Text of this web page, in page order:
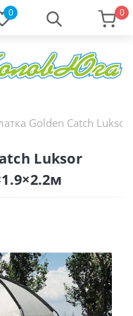
0 0
Golden Catch
Luksor